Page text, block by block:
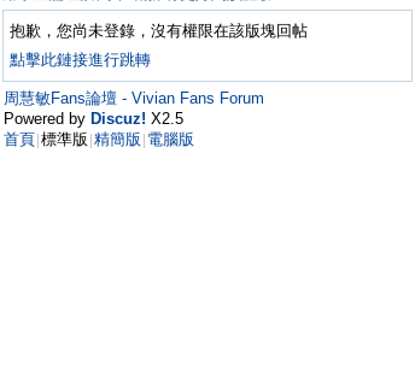
抱歉，您尚未登錄，沒有權限在該版塊回帖
點擊此鏈接進行跳轉
周慧敏Fans論壇 - Vivian Fans Forum
Powered by Discuz! X2.5
首頁 標準版 精簡版 電腦版